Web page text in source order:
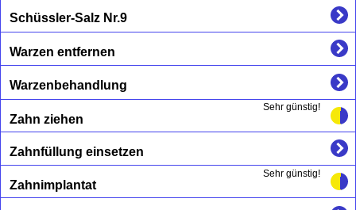
Schüssler-Salz Nr.9
Warzen entfernen
Warzenbehandlung
Sehr günstig!
Zahn ziehen
Zahnfüllung einsetzen
Sehr günstig!
Zahnimplantat